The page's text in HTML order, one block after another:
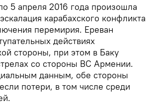
5 апреля 2016 года произошла
карабахского конфликта
перемирия. Ереван
действиях
стороны, при этом в Баку
со стороны ВС Армении.
данным, обе стороны
потери, в том числе среди